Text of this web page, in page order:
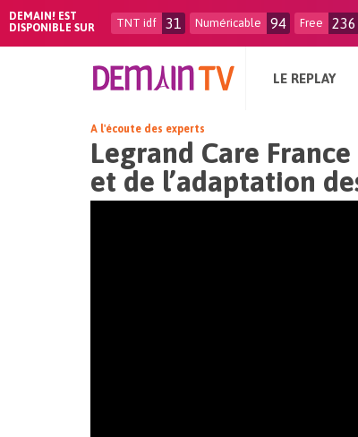
DEMAIN! EST
DISPONIBLE SUR
TNT idf 31 Numéricable 94 Free 236
LE REPLAY
A l'écoute des experts
Legrand Care
et de l’adaptation